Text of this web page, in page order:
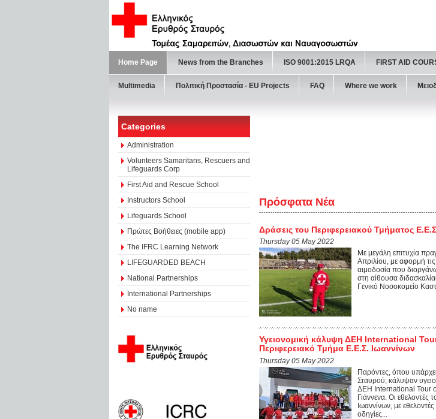
Home Page News from the Branches ISO 9001:2015 LRQA FIRST AID
Multimedia Πολιτική Προστασία - ΕU Projects FAQ Where we work
Categories
Administration
Volunteers Samaritans, Rescuers and
Lifeguards Corp
First Aid and Rescue School
Instructors School
Lifeguards School
Πρώτες Βοήθειες (mobile app)
The IFRC Learning Network
LIFEGUARDED BEACH
National Partnerships
International Partnerships
No name
Πρόσφατα Νέα
Δράσεις του Περιφερειακού Τμήματος
Thursday 05 May 2022
Με μεγάλη επιτυχία
Απριλίου, με αφορμή
αιμοδοσία που
στη αίθουσα
Γενικό Νοσοκομείο
Υγειονομική κάλυψη ΔΕΗ International
Περιφερειακό Τμήμα Ε.Ε.Σ. Ιωαννίνων
Thursday 05 May 2022
Παρόντες, όπου
Σταυρού, κάλυψαν
ΔΕΗ International Tour
Γιάννενα. Οι εθελοντές
Ιωαννίνων, με
οδηγίες...